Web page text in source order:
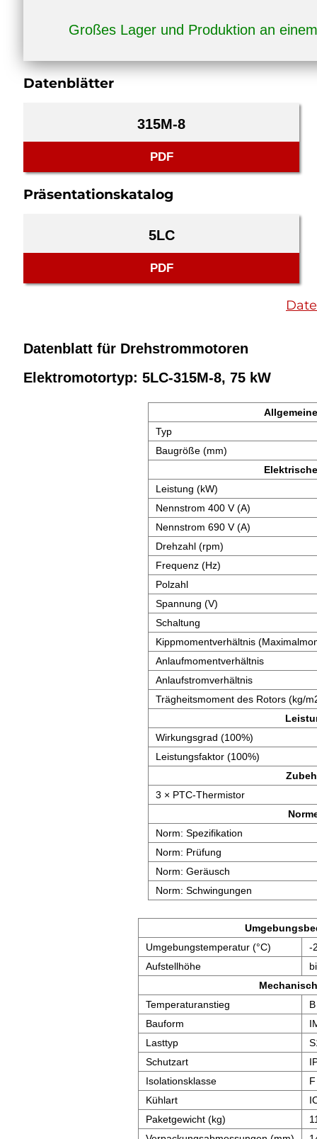
Großes Lager und Produktion an
Datenblätter
315M-8
PDF
Präsentationskatalog
5LC
PDF
Datenblatt für Drehstrommotoren
Elektromotortyp: 5LC-315M-8, 75 kW
Typ
Baugröße (mm)
Leistung (kW)
Nennstrom 400 V (A)
Nennstrom 690 V (A)
Drehzahl (rpm)
Frequenz (Hz)
Polzahl
Spannung (V)
Schaltung
Kippmomentverhältnis
Anlaufmomentverhältnis
Anlaufstromverhältnis
Trägheitsmoment des Rotors (kg/
Wirkungsgrad (100%)
Leistungsfaktor (100%)
3 × PTC-Thermistor
Norm: Spezifikation
Norm: Prüfung
Norm: Geräusch
Norm: Schwingungen
Umgebungstemperatur (°C)
-
Aufstellhöhe
Temperaturanstieg
B
Bauform
Lasttyp
Schutzart
Isolationsklasse
F
Kühlart
Paketgewicht (kg)